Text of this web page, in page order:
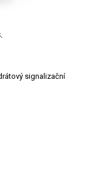
signalizační